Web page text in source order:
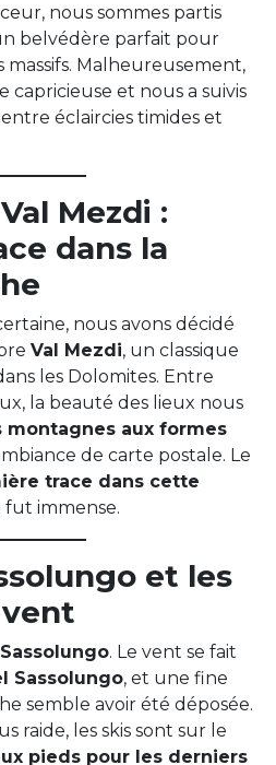
nous sommes partis
belvédère parfait pour
Malheureusement,
capricieuse et nous a suivis
éclaircies timides et
Mezdi :
dans la
nous avons décidé
Val Mezdi, un classique
les Dolomites. Entre
la beauté des lieux nous
montagnes aux formes
de carte postale. Le
trace dans cette
fut immense.
et les
Sassolungo. Le vent se fait
Sassolungo, et une fine
semble avoir été déposée.
raide, les skis sont sur le
pieds pour les derniers